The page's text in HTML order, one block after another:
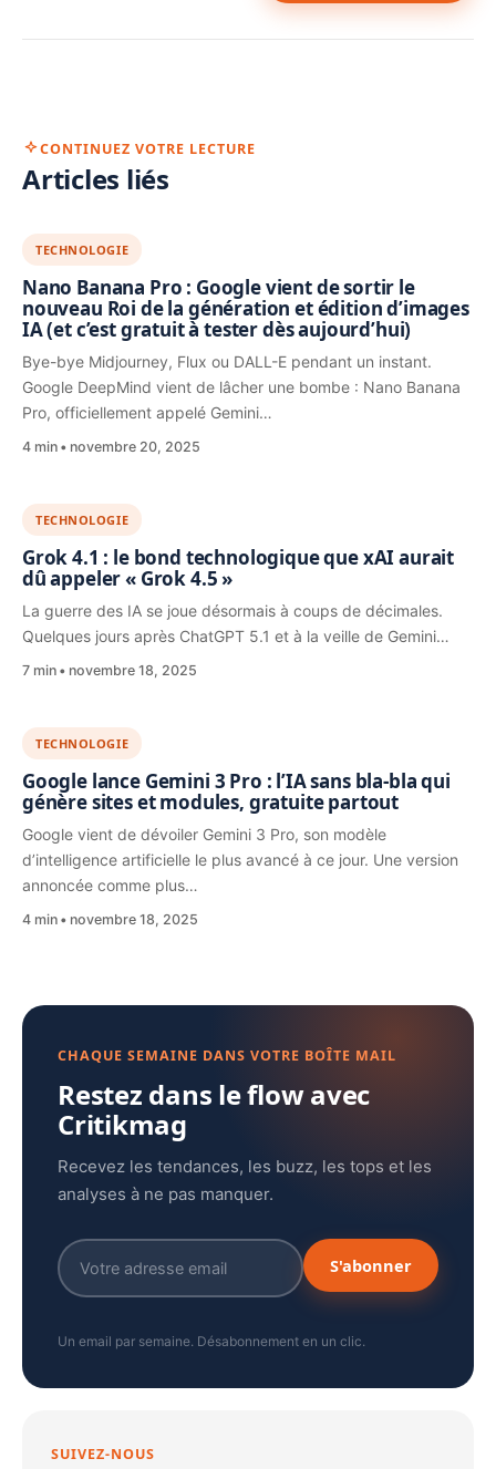
CONTINUEZ VOTRE LECTURE
Articles liés
TECHNOLOGIE
Nano Banana Pro : Google vient de sortir le
nouveau Roi de la génération et édition d’images
IA (et c’est gratuit à tester dès aujourd’hui)
Bye-bye Midjourney, Flux ou DALL-E pendant un instant.
Google DeepMind vient de lâcher une bombe : Nano Banana
Pro, officiellement appelé Gemini…
4 min novembre 20, 2025
TECHNOLOGIE
Grok 4.1 : le bond technologique que xAI aurait
dû appeler « Grok 4.5 »
La guerre des IA se joue désormais à coups de décimales.
Quelques jours après ChatGPT 5.1 et à la veille de Gemini…
7 min novembre 18, 2025
TECHNOLOGIE
Google lance Gemini 3 Pro : l’IA sans bla-bla qui
génère sites et modules, gratuite partout
Google vient de dévoiler Gemini 3 Pro, son modèle
d’intelligence artificielle le plus avancé à ce jour. Une version
annoncée comme plus…
4 min novembre 18, 2025
CHAQUE SEMAINE DANS VOTRE BOÎTE MAIL
Restez dans le flow avec
Critikmag
Recevez les tendances, les buzz, les tops et les
analyses à ne pas manquer.
S'abonner
Un email par semaine. Désabonnement en un clic.
SUIVEZ-NOUS